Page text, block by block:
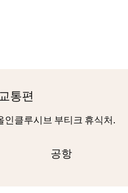
통편
인클루시브 부티크 휴식처.
공항